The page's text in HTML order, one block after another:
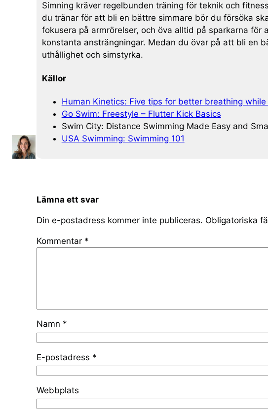
Simning kräver regelbunden träning för teknik och
du tränar för att bli en bättre simmare bör du försöka
fokusera på armrörelser, och öva alltid på sparkarna
konstanta ansträngningar. Medan du övar på att bli en
uthållighet och simstyrka.
Källor
Human Kinetics: Five tips for better breathing while
Go Swim: Freestyle – Flutter Kick Basics
Swim City: Distance Swimming Made Easy and
USA Swimming: Swimming 101
Lämna ett svar
Din e-postadress kommer inte publiceras. Obligatoriska
Kommentar *
Namn *
E-postadress *
Webbplats